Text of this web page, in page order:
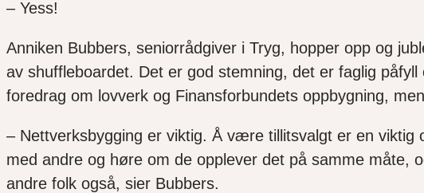
– Yess!
Anniken Bubbers, seniorrådgiver i Tryg, hopper opp og
av shuffleboardet. Det er god stemning, det er faglig
foredrag om lovverk og Finansforbundets oppbygning,
– Nettverksbygging er viktig. Å være tillitsvalgt er en viktig
med andre og høre om de opplever det på samme måte,
andre folk også, sier Bubbers.